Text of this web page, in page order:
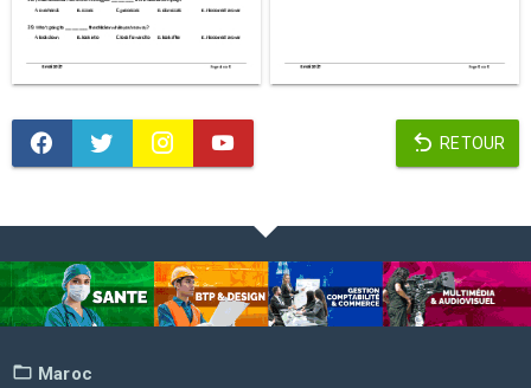
RETOUR
Maroc